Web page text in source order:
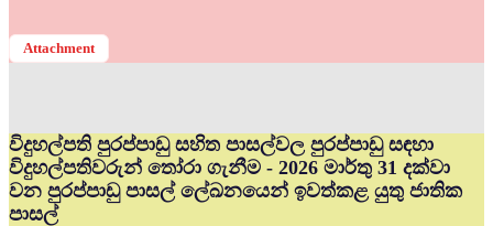
Attachment
විදුහල්පති පුරප්පාඩු සහිත පාසල්වල පුරප්පාඩු සඳහා
විදුහල්පතිවරුන් තෝරා ගැනීම - 2026 මාර්තු 31 දක්වා
වන පුරප්පාඩු පාසල් ලේඛනයෙන් ඉවත්කළ යුතු ජාතික
පාසල්